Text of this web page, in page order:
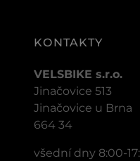
KONTAKTY
VELSBIKE s.r.o.
Jinačovice 513
Jinačovice u Brna
664 34
všední dny 8:00-